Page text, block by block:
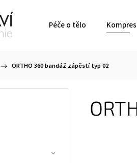
Péče o tělo
/ ORTHO 360 bandáž zápěstí typ 02